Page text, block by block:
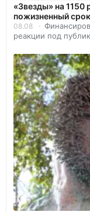
«Звезды» на 1150
пожизненный
08.08
реакции под